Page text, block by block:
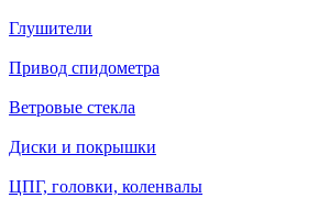
Глушители
Привод спидометра
Ветровые стекла
Диски и покрышки
ЦПГ, головки, коленвалы